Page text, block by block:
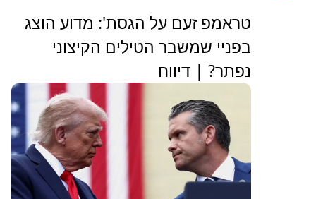
טראמפ זעם על הגסת': מדוע הוצג
בפניי שמשבר הטילים הקיצוני
נפתר? | דיווח